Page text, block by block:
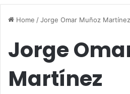
Home /Jorge Omar Muñoz Martínez
Jorge
Martínez